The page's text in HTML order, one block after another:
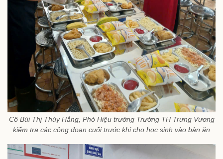
Cô Bùi Thị Thúy Hằng, Phó Hiệu trưởng Trường TH Trưng Vương
kiểm tra các công đoạn cuối trước khi cho học sinh vào bàn ăn